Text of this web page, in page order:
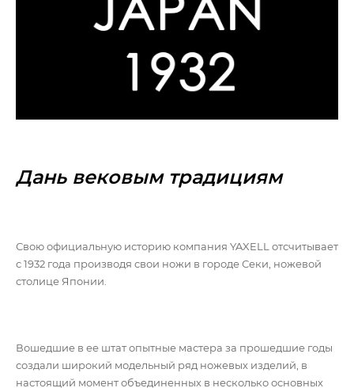
Дань вековым традициям
Свою официальную историю компания YAXELL отсчитывает
с 1932 года производя свои ножи в городе Секи, ножевой
столице Японии.
Вошедшие в ее штат опытные мастера за прошедшие годы
создали широкий модельный ряд ножевых изделий, в
настоящий момент объединенных в несколько основных